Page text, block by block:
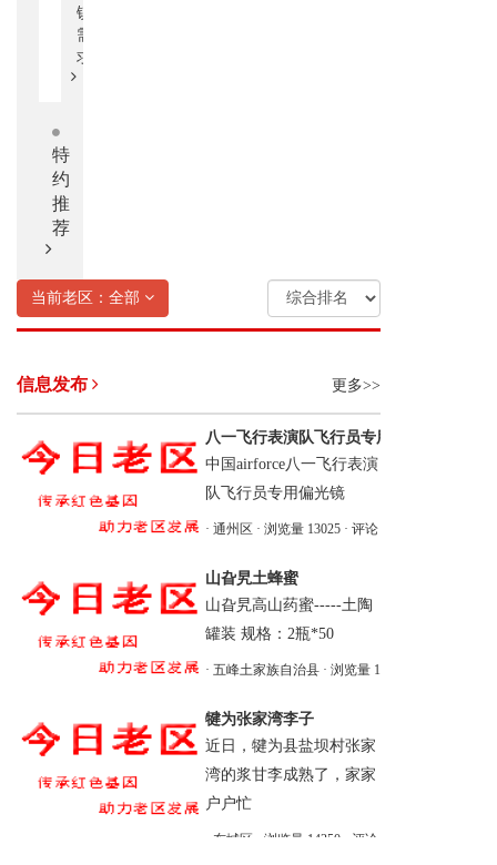
镇
需
求
特
约
推
荐
当前老区：全部
更多>>
信息发布
八一飞行表演队飞行员专用偏光镜
中国airforce八一飞行表演
队飞行员专用偏光镜
· 通州区 · 浏览量 13025 · 评论 0
山旮旯土蜂蜜
山旮旯高山药蜜-----土陶
罐装 规格：2瓶*50
· 五峰土家族自治县 · 浏览量 13967
犍为张家湾李子
近日，犍为县盐坝村张家
湾的浆甘李成熟了，家家
户户忙
· 东城区 · 浏览量 14350 · 评论 0